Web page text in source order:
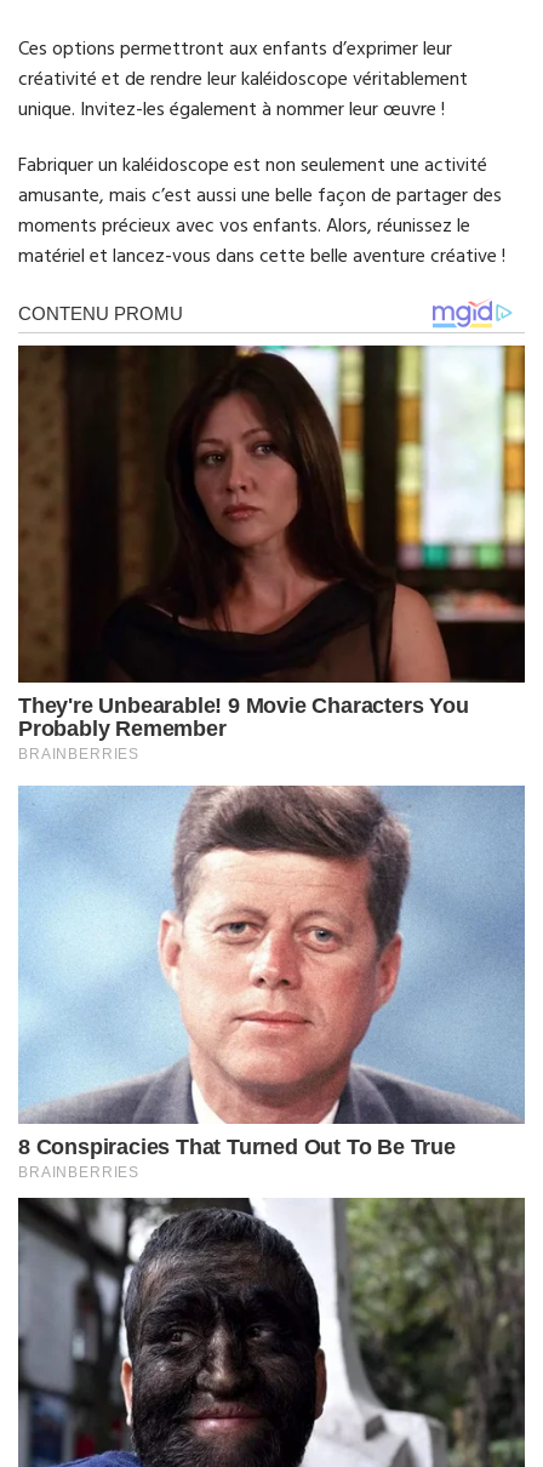
Ces options permettront aux enfants d’exprimer leur
créativité et de rendre leur kaléidoscope véritablement
unique. Invitez-les également à nommer leur œuvre !
Fabriquer un kaléidoscope est non seulement une activité
amusante, mais c’est aussi une belle façon de partager des
moments précieux avec vos enfants. Alors, réunissez le
matériel et lancez-vous dans cette belle aventure créative !